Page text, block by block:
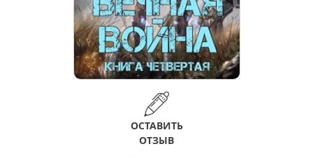
ОСТАВИТЬ
ОТЗЫВ